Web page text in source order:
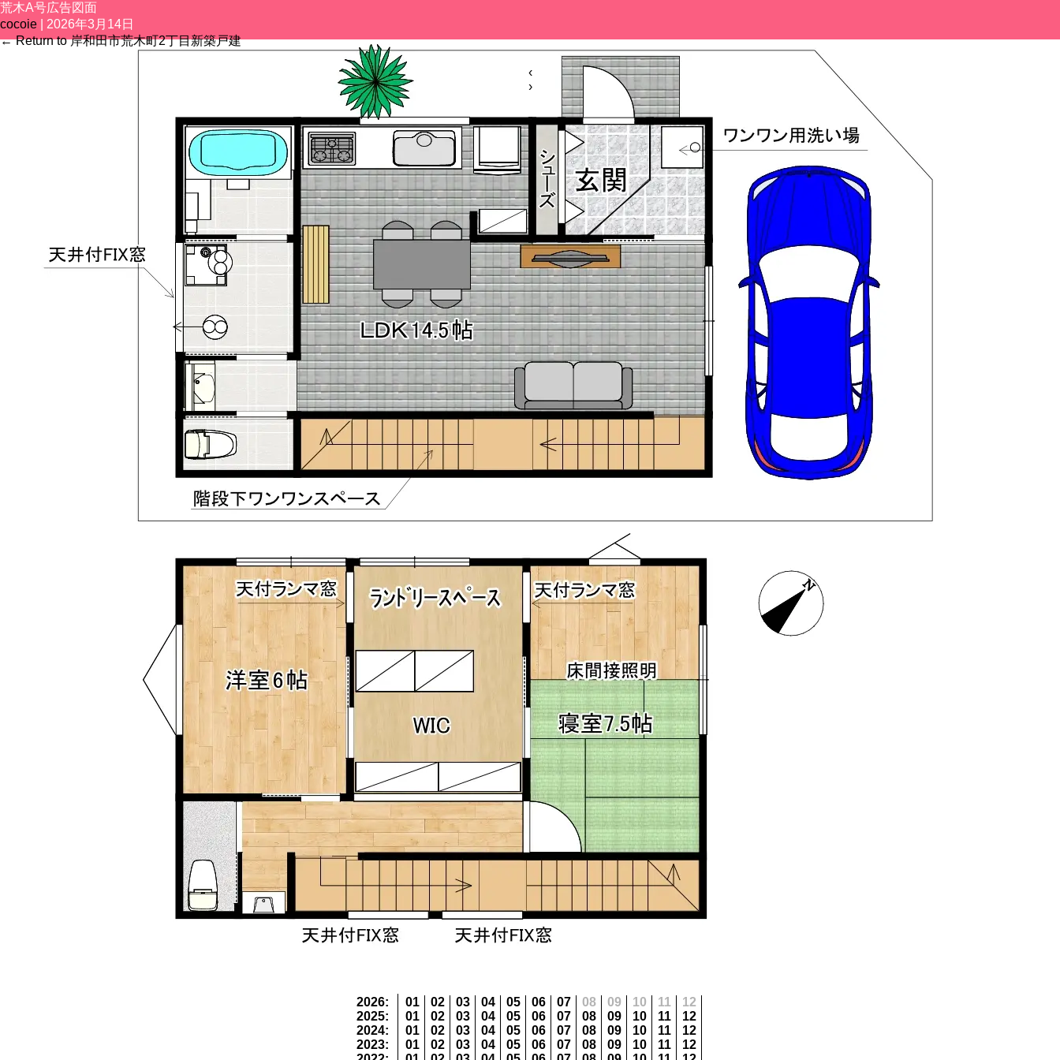
荒木A号広告図面
cocoie
2026年3月14日
←Return to 岸和田市荒木町2丁目新築戸建
‹
›
2026: 01 02 03 04 05 06 07 08 09 10 11
12
2025: 01 02 03 04 05 06 07 08 09 10 11
12
2024: 01 02 03 04 05 06 07 08 09 10 11
12
2023: 01 02 03 04 05 06 07 08 09 10 11
12